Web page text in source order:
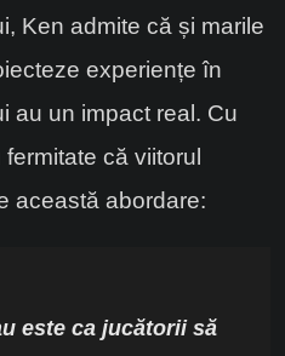
Ken admite că și marile
experiențe în
au un impact real. Cu
că viitorul
această abordare:
este ca jucătorii să